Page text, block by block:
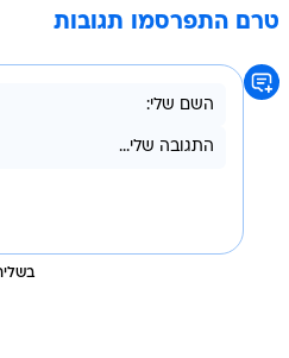
טרם התפרסמו תגובות